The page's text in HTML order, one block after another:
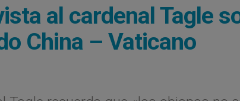
al cardenal Tagle
China – Vaticano